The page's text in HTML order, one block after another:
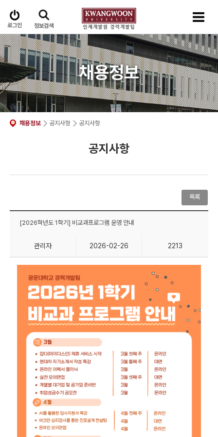
로그인 정보검색
채용정보
채용정보 공지사항 공지사항
공지사항
목록
[2026학년도 1학기] 비교과프로그램 운영 안내
관리자 2026-02-26 2213